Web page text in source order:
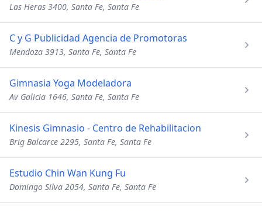
Las Heras 3400, Santa Fe, Santa Fe
C y G Publicidad Agencia de Promotoras
Mendoza 3913, Santa Fe, Santa Fe
Gimnasia Yoga Modeladora
Av Galicia 1646, Santa Fe, Santa Fe
Kinesis Gimnasio - Centro de Rehabilitacion
Brig Balcarce 2295, Santa Fe, Santa Fe
Estudio Chin Wan Kung Fu
Domingo Silva 2054, Santa Fe, Santa Fe